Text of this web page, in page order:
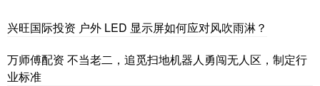
兴旺国际投资 户外 LED 显示屏如何应对风吹雨淋？
万师傅配资 不当老二，追觅扫地机器人勇闯无人区，制定行
业标准